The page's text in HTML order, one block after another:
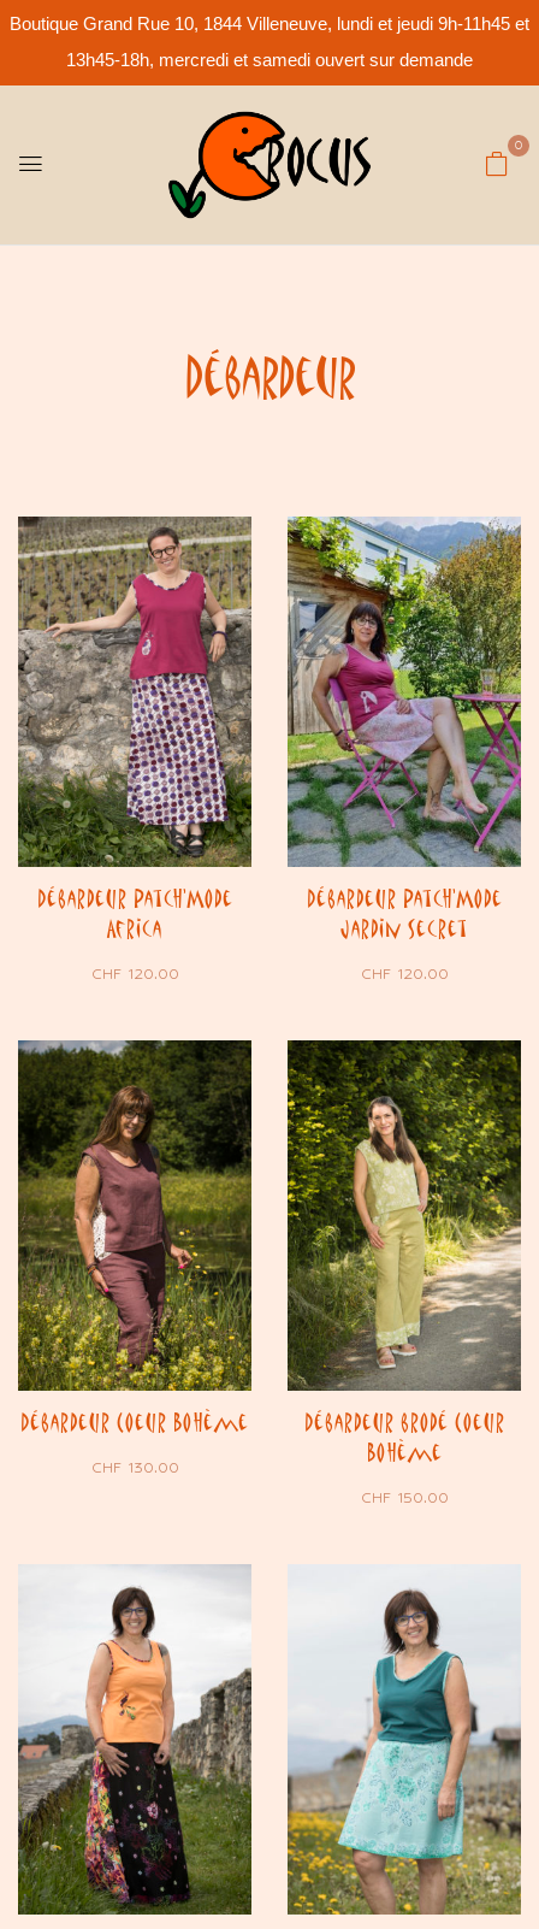
Boutique Grand Rue 10, 1844 Villeneuve, lundi et jeudi 9h-11h45 et
13h45-18h, mercredi et samedi ouvert sur demande
0
Débardeur
Débardeur Patch’Mode
Africa
CHF120.00
Débardeur Patch’Mode
Jardin Secret
CHF120.00
Débardeur Coeur Bohème
CHF130.00
Débardeur brodé Coeur
Bohème
CHF150.00